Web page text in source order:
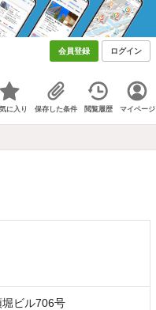
会員登録 ログイン
に入り 保存した条件 閲覧履歴 マイページ
ビル706号